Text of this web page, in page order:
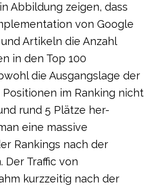
Abbildung zeigen, dass
von Google
Artikeln die Anzahl
in den Top 100
die Ausgangslage der
im Ranking nicht
rund 5 Plätze her-
eine massive
Rankings nach der
Der Traffic von
kurzzeitig nach der